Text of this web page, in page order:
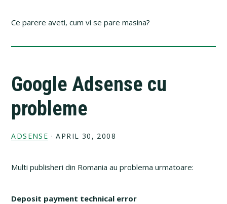
Ce parere aveti, cum vi se pare masina?
Google Adsense cu
probleme
ADSENSE · APRIL 30, 2008
Multi publisheri din Romania au problema urmatoare:
Deposit payment technical error